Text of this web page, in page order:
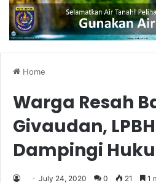
Home
Warga Resah
Givaudan,
Dampingi
July 24, 2020 0 21 1